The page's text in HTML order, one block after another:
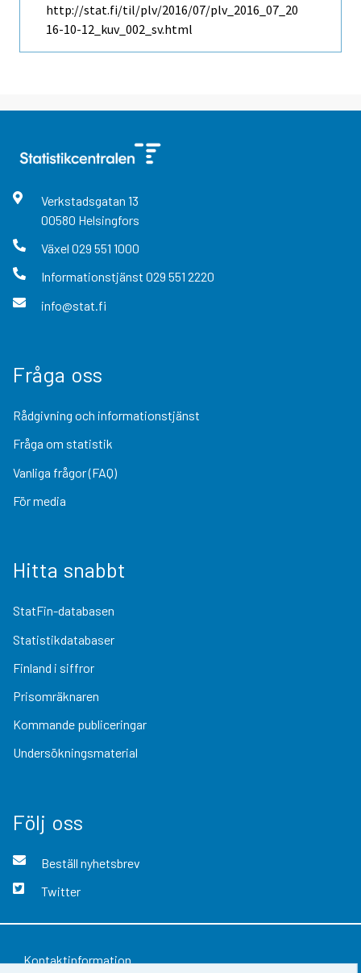
http://stat.fi/til/plv/2016/07/plv_2016_07_20
16-10-12_kuv_002_sv.html
Verkstadsgatan 13
00580 Helsingfors
Växel 029 551 1000
Informationstjänst 029 551 2220
info@stat.fi
Fråga oss
Rådgivning och informationstjänst
Fråga om statistik
Vanliga frågor (FAQ)
För media
Hitta snabbt
StatFin-databasen
Statistikdatabaser
Finland i siffror
Prisomräknaren
Kommande publiceringar
Undersökningsmaterial
Följ oss
Beställ nyhetsbrev
Twitter
Kontaktinformation